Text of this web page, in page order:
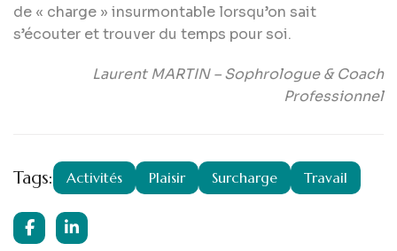
de « charge » insurmontable lorsqu’on sait
s’écouter et trouver du temps pour soi.
Laurent MARTIN – Sophrologue & Coach
Professionnel
Tags: Activités Plaisir Surcharge Travail